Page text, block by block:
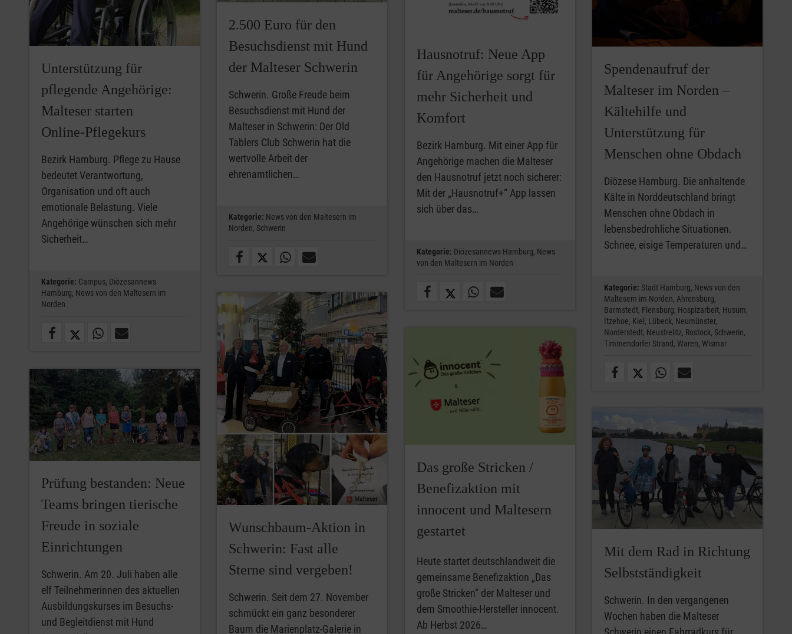
Unterstützung für
pflegende Angehörige:
Malteser starten
Online‑Pflegekurs
Bezirk Hamburg. Pflege zu Hause
bedeutet Verantwortung,
Organisation und oft auch
emotionale Belastung. Viele
Angehörige wünschen sich mehr
Sicherheit…
Kategorie: Campus, Diözesannews
Hamburg, News von den Maltesern im
Norden
2.500 Euro für den
Besuchsdienst mit Hund
der Malteser Schwerin
Schwerin. Große Freude beim
Besuchsdienst mit Hund der
Malteser in Schwerin: Der Old
Tablers Club Schwerin hat die
wertvolle Arbeit der
ehrenamtlichen…
Kategorie: News von den Maltesern im
Norden, Schwerin
Hausnotruf: Neue App
für Angehörige sorgt für
mehr Sicherheit und
Komfort
Bezirk Hamburg. Mit einer App für
Angehörige machen die Malteser
den Hausnotruf jetzt noch sicherer:
Mit der „Hausnotruf+“ App lassen
sich über das…
Kategorie: Diözesannews Hamburg, News
von den Maltesern im Norden
Spendenaufruf der
Malteser im Norden –
Kältehilfe und
Unterstützung für
Menschen ohne Obdach
Diözese Hamburg. Die anhaltende
Kälte in Norddeutschland bringt
Menschen ohne Obdach in
lebensbedrohliche Situationen.
Schnee, eisige Temperaturen und…
Kategorie: Stadt Hamburg, News von den
Maltesern im Norden, Ahrensburg,
Barmstedt, Flensburg, Hospizarbeit, Husum,
Itzehoe, Kiel, Lübeck, Neumünster,
Norderstedt, Neustrelitz, Rostock, Schwerin,
Timmendorfer Strand, Waren, Wismar
Wunschbaum-Aktion in
Schwerin: Fast alle
Sterne sind vergeben!
Schwerin. Seit dem 27. November
schmückt ein ganz besonderer
Baum die Marienplatz-Galerie in
Das große Stricken /
Benefizaktion mit
innocent und Maltesern
gestartet
Heute startet deutschlandweit die
gemeinsame Benefizaktion „Das
große Stricken“ der Malteser und
dem Smoothie-Hersteller innocent.
Ab Herbst 2026…
Prüfung bestanden: Neue
Teams bringen tierische
Freude in soziale
Einrichtungen
Schwerin. Am 20. Juli haben alle
elf Teilnehmerinnen des aktuellen
Ausbildungskurses im Besuchs-
und Begleitdienst mit Hund
Mit dem Rad in Richtung
Selbstständigkeit
Schwerin. In den vergangenen
Wochen haben die Malteser